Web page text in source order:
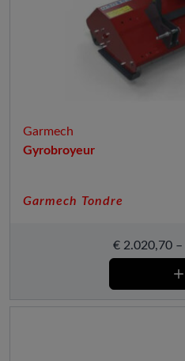
Garmech
Gyrobroyeur
Garmech Tondre
€2.020,70–